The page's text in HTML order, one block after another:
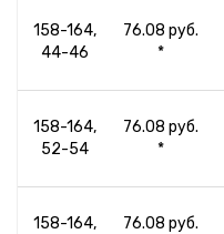
158-164,
44-46
76.08 руб.
*
158-164,
52-54
76.08 руб.
*
158-164,
76.08 руб.